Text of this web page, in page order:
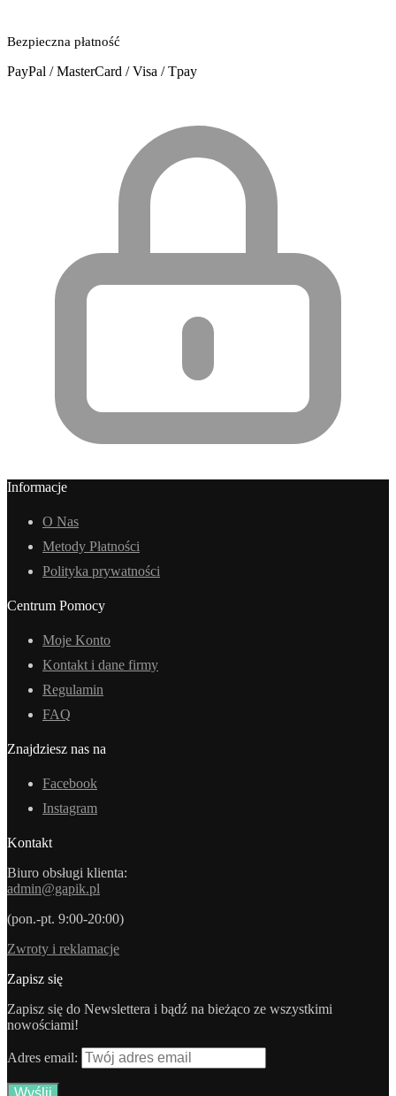
Bezpieczna płatność
PayPal / MasterCard / Visa / Tpay
Informacje
O Nas
Metody Płatności
Polityka prywatności
Centrum Pomocy
Moje Konto
Kontakt i dane firmy
Regulamin
FAQ
Znajdziesz nas na
Facebook
Instagram
Kontakt
Biuro obsługi klienta:
admin@gapik.pl
(pon.-pt. 9:00-20:00)
Zwroty i reklamacje
Zapisz się
Zapisz się do Newslettera i bądź na bieżąco ze wszystkimi
nowościami!
Adres email: